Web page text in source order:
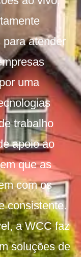
atender
uma
trabalho
apoio ao
que as
com os
consistente.
a WCC faz
soluções de